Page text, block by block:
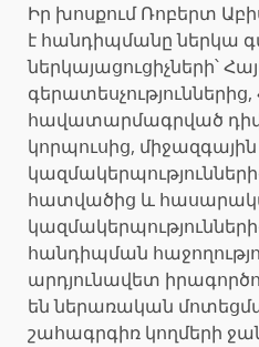
Իր խոսքում Ռոբերտ
է հանդիպմանը ներկա
ներկայացուցիչների՝
հավատարմագրված
կորպուսից, միջազգային
հատվածից և
հանդիպման
արդյունավետ
են ներառական
շահագրգիռ կողմերի